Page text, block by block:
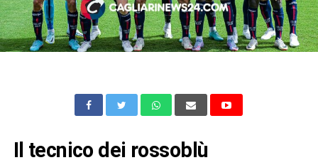
Il tecnico dei rossoblù